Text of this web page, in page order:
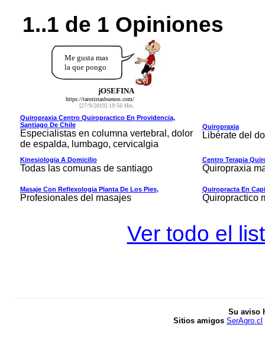
1..1 de 1 Opiniones
Me gusta mas
la que pongo
jOSEFINA
https://tarotistasbuenos.com/
[27/9/2019] 19:56 Hrs.
Quiropraxia Centro Quiropractico En Providencia,
Santiago De Chile
Especialistas en columna vertebral, dolor
de espalda, lumbago, cervicalgia
Quiropraxia
Libérate del
Kinesiologia A Domicilio
Todas las comunas de santiago
Centro Terapia
Quiropraxia
Masaje Con Reflexologia Planta De Los Pies,
Profesionales del masajes
Quiropracta En
Quiropractico
Ver todo el
Su aviso
Sitios amigos SerAgro.cl